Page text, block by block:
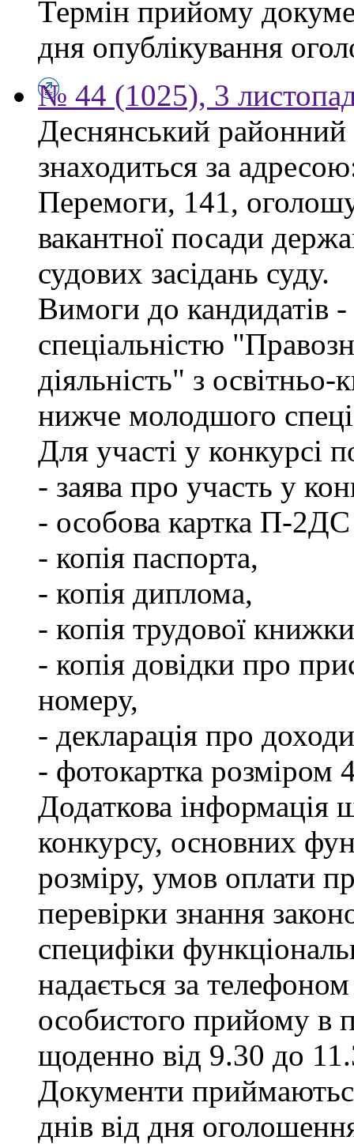
Термін прийому
дня опублікування
№ 44 (1025), 3
Деснянський
знаходиться за
Перемоги, 141,
вакантної посади
судових засідань суду.
Вимоги до кандидатів -
спеціальністю
діяльність" з
нижче молодшого
Для участі у конкурсі
- заява про участь у
- особова картка П-
- копія паспорта,
- копія диплома,
- копія трудової
- копія довідки про
номеру,
- декларація про
- фотокартка розміром
Додаткова інформація
конкурсу, основних
розміру, умов оплати
перевірки знання
специфіки
надається за
особистого прийому в
щоденно від 9.30 до
Документи
днів від дня